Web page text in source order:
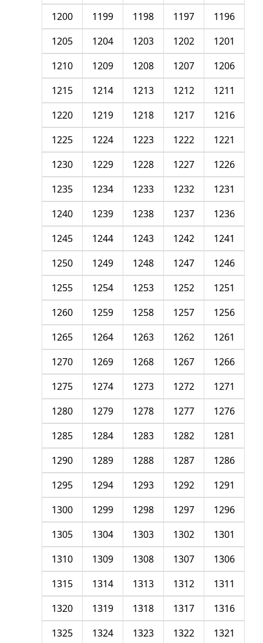
1196
1197
1198
1199
1200
1201
1202
1203
1204
1205
1206
1207
1208
1209
1210
1211
1212
1213
1214
1215
1216
1217
1218
1219
1220
1221
1222
1223
1224
1225
1226
1227
1228
1229
1230
1231
1232
1233
1234
1235
1236
1237
1238
1239
1240
1241
1242
1243
1244
1245
1246
1247
1248
1249
1250
1251
1252
1253
1254
1255
1256
1257
1258
1259
1260
1261
1262
1263
1264
1265
1266
1267
1268
1269
1270
1271
1272
1273
1274
1275
1276
1277
1278
1279
1280
1281
1282
1283
1284
1285
1286
1287
1288
1289
1290
1291
1292
1293
1294
1295
1296
1297
1298
1299
1300
1301
1302
1303
1304
1305
1306
1307
1308
1309
1310
1311
1312
1313
1314
1315
1316
1317
1318
1319
1320
1321
1322
1323
1324
1325